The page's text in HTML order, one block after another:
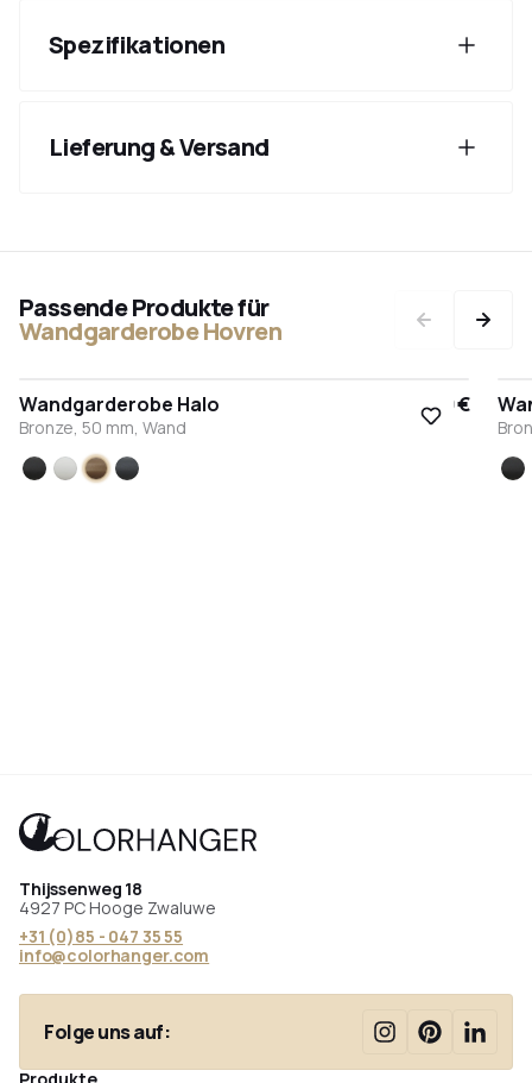
Spezifikationen
Lieferung & Versand
Passende Produkte für
Wandgarderobe Hovren
Wandgarderobe Halo 17,50 €
Bronze, 50 mm, Wand
Schwarz
WeißBronzeAnthrazit
Thijssenweg 18
4927 PC Hooge Zwaluwe
+31 (0)85 - 047 35 55
info@colorhanger.com
Folge uns auf: